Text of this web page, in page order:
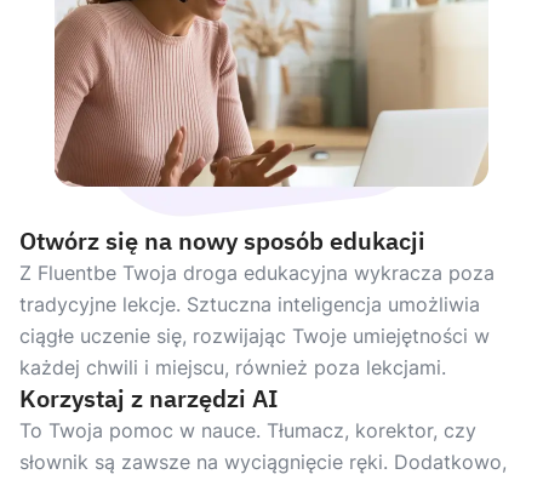
Otwórz się na nowy sposób edukacji
Z Fluentbe Twoja droga edukacyjna wykracza poza
tradycyjne lekcje. Sztuczna inteligencja umożliwia
ciągłe uczenie się, rozwijając Twoje umiejętności w
każdej chwili i miejscu, również poza lekcjami.
Korzystaj z narzędzi AI
To Twoja pomoc w nauce. Tłumacz, korektor, czy
słownik są zawsze na wyciągnięcie ręki. Dodatkowo,